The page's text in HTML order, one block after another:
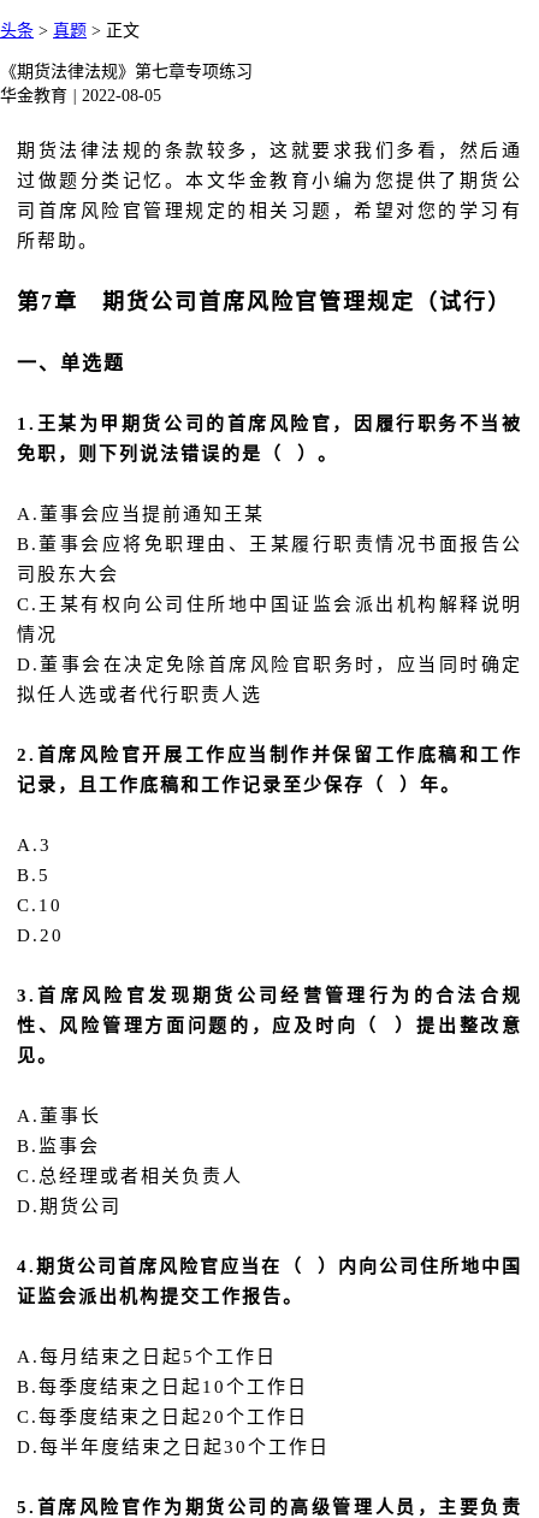
头条 > 真题 > 正文
《期货法律法规》第七章专项练习
华金教育
2022-08-05
期货法律法规的条款较多，这就要求我们多看，然后通
过做题分类记忆。本文华金教育小编为您提供了期货公
司首席风险官管理规定的相关习题，希望对您的学习有
所帮助。
第7章 期货公司首席风险官管理规定（试行）
一、单选题
1.王某为甲期货公司的首席风险官，因履行职务不当被
免职，则下列说法错误的是（ ）。
A.董事会应当提前通知王某
B.董事会应将免职理由、王某履行职责情况书面报告公
司股东大会
C.王某有权向公司住所地中国证监会派出机构解释说明
情况
D.董事会在决定免除首席风险官职务时，应当同时确定
拟任人选或者代行职责人选
2.首席风险官开展工作应当制作并保留工作底稿和工作
记录，且工作底稿和工作记录至少保存（ ）年。
A.3
B.5
C.10
D.20
3.首席风险官发现期货公司经营管理行为的合法合规
性、风险管理方面问题的，应及时向（ ）提出整改意
见。
A.董事长
B.监事会
C.总经理或者相关负责人
D.期货公司
4.期货公司首席风险官应当在（ ）内向公司住所地中国
证监会派出机构提交工作报告。
A.每月结束之日起5个工作日
B.每季度结束之日起10个工作日
C.每季度结束之日起20个工作日
D.每半年度结束之日起30个工作日
5.首席风险官作为期货公司的高级管理人员，主要负责